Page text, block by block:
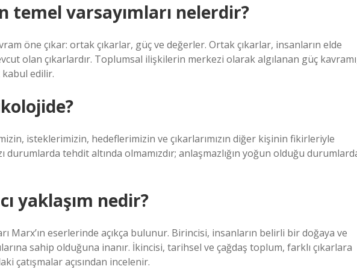
temel varsayımları nelerdir?
öne çıkar: ortak çıkarlar, güç ve değerler. Ortak çıkarlar, insanların elde
olan çıkarlardır. Toplumsal ilişkilerin merkezi olarak algılanan güç
edilir.
isteklerimizin, hedeflerimizin ve çıkarlarımızın diğer kişinin fikirleriyle
durumlarda tehdit altında olmamızdır; anlaşmazlığın yoğun olduğu
yaklaşım nedir?
Marx’ın eserlerinde açıkça bulunur. Birincisi, insanların belirli bir doğaya ve
sahip olduğuna inanır. İkincisi, tarihsel ve çağdaş toplum, farklı çıkarlara
çatışmalar açısından incelenir.